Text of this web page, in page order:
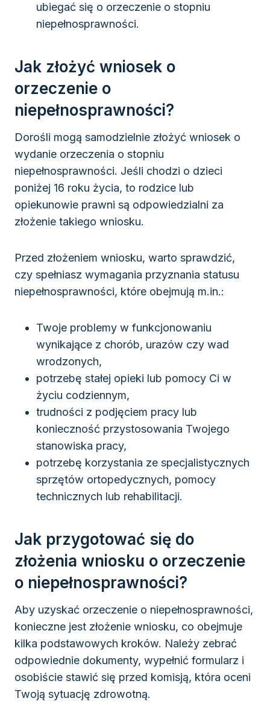
ubiegać się o orzeczenie o stopniu
niepełnosprawności.
Jak złożyć wniosek o
orzeczenie o
niepełnosprawności?
Dorośli mogą samodzielnie złożyć wniosek o
wydanie orzeczenia o stopniu
niepełnosprawności. Jeśli chodzi o dzieci
poniżej 16 roku życia, to rodzice lub
opiekunowie prawni są odpowiedzialni za
złożenie takiego wniosku.
Przed złożeniem wniosku, warto sprawdzić,
czy spełniasz wymagania przyznania statusu
niepełnosprawności, które obejmują m.in.:
Twoje problemy w funkcjonowaniu
wynikające z chorób, urazów czy wad
wrodzonych,
potrzebę stałej opieki lub pomocy Ci w
życiu codziennym,
trudności z podjęciem pracy lub
konieczność przystosowania Twojego
stanowiska pracy,
potrzebę korzystania ze specjalistycznych
sprzętów ortopedycznych, pomocy
technicznych lub rehabilitacji.
Jak przygotować się do
złożenia wniosku o orzeczenie
o niepełnosprawności?
Aby uzyskać orzeczenie o niepełnosprawności,
konieczne jest złożenie wniosku, co obejmuje
kilka podstawowych kroków. Należy zebrać
odpowiednie dokumenty, wypełnić formularz i
osobiście stawić się przed komisją, która oceni
Twoją sytuację zdrowotną.